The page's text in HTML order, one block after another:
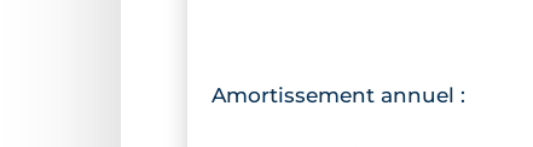
Amortissement annuel :